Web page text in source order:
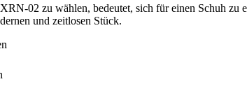
02 zu wählen, bedeutet, sich für einen Schuh
und zeitlosen Stück.